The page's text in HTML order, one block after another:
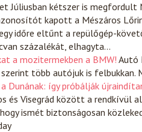
Júliusban kétszer is
kapott a Mészáros
időre eltűnt a repülőgép-
százalékát, elhagyta…
a mozitermekben a BMW! Autó
több autójuk is felbukkan.
Dunának: így próbálják
és Visegrád között a
ismét biztonságosan